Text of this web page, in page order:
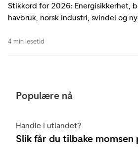
Stikkord for 2026: Energisikkerhet,
havbruk, norsk industri, svindel og
4 min lesetid
Populære nå
Handle i utlandet?
Slik får du tilbake momsen